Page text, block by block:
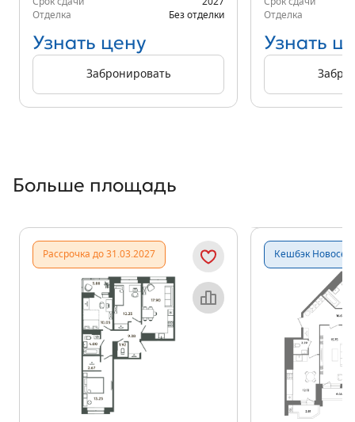
Отделка
Без отделки
Узнать цену
Забронировать
Отделка
Узнать
Больше площадь
Рассрочка до 31.03.2027
Объект месяца
Кешбэк